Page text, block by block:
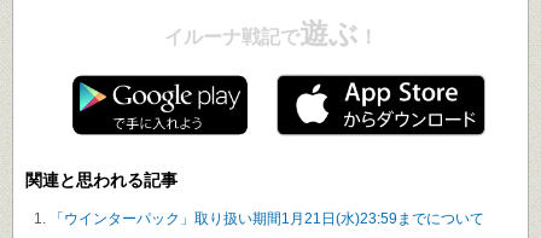
イルーナ戦記で遊ぶ ！
関連と思われる記事
「ウインターパック」取り扱い期間1月21日(水)23:59までについて